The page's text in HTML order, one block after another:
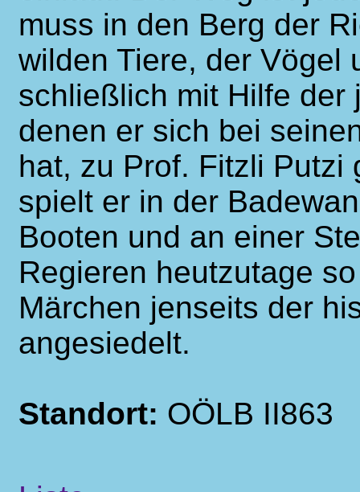
muss in den Berg der
wilden Tiere, der Vögel
schließlich mit Hilfe der
denen er sich bei
hat, zu Prof. Fitzli Putzi
spielt er in der
Booten und an einer
Regieren heutzutage
Märchen jenseits der
angesiedelt.
Standort: OÖLB II863